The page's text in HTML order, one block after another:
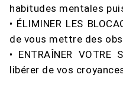
habitudes mentales
• ÉLIMINER LES
de vous mettre des
• ENTRAÎNER
libérer de vos